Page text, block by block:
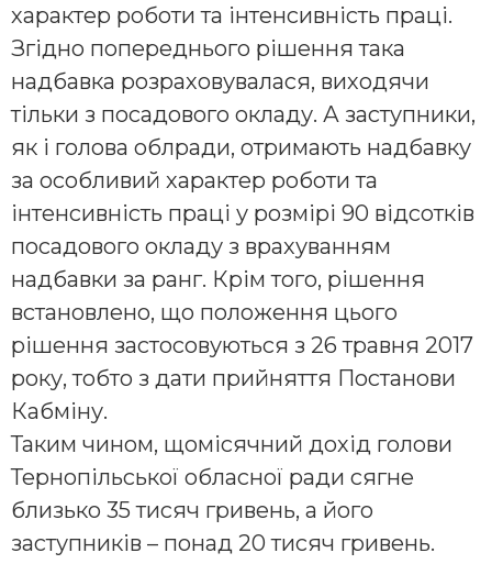
характер роботи та інтенсивність праці.
Згідно попереднього рішення така
надбавка розраховувалася, виходячи
тільки з посадового окладу. А заступники,
як і голова облради, отримають надбавку
за особливий характер роботи та
інтенсивність праці у розмірі 90 відсотків
посадового окладу з врахуванням
надбавки за ранг. Крім того, рішення
встановлено, що положення цього
рішення застосовуються з 26 травня 2017
року, тобто з дати прийняття Постанови
Кабміну.
Таким чином, щомісячний дохід голови
Тернопільської обласної ради сягне
близько 35 тисяч гривень, а його
заступників – понад 20 тисяч гривень.